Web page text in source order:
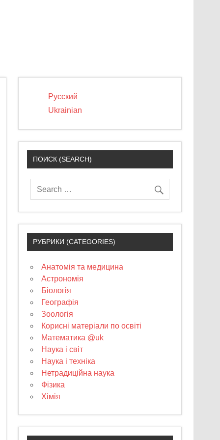
Русский
Ukrainian
ПОИСК (SEARCH)
РУБРИКИ (CATEGORIES)
Анатомія та медицина
Астрономія
Біологія
Географія
Зоологія
Корисні матеріали по освіті
Математика @uk
Наука і світ
Наука і техніка
Нетрадиційна наука
Фізика
Хімія